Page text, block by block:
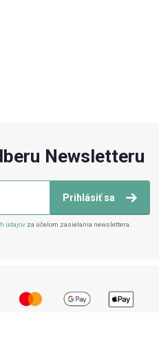
Newsletteru
Prihlásiť sa
údajov za účelom zasielania newslettera.